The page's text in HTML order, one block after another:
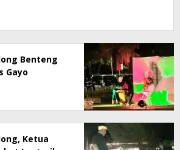
Benteng
Gayo
Ketua